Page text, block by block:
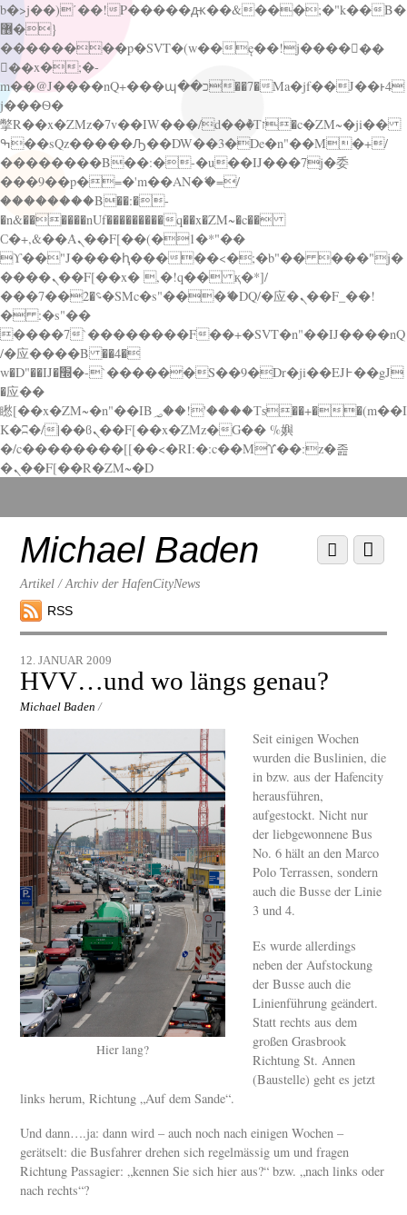
b�>j��)΄��!P�����ԫ��&���;�"k��B�
޶�}
��������p�SVT�(w��ę��!j������
��x�;�-
m��@J����nQ+���պ��כ��7�Ma�jf��J��ͱ4
j���Ѳ�
撆R��x�ZMz�7v��IW���/d��ٞ�Тז�c�ZM~�ji��
ߒ��sQz�����Ԡ��DW��3�De�n"��M�+/
��������B��:�-�u��IJ���7j�委
���9��p�=�'m��AN�ޭ�=/
��������B��:�-
�n&������nUf���������q��x�ZM~�c��
Ϲ�+,&��Ὰܢ��F[��(�1�*"��
ϒ��"J����ԧ�����<�;�b"�� ���"j�
����ܢ��F[��x� ,�!q�� қ�*]/
���؝�2��7�SMc�s"���ޭ�DQ/�应�ܢ��F_��!
� :�s"��
����7`��������F��+�SVT�n"��IJ����nQ
/�应����B ��4�
w�D"��IJ�׭�-`������S��9�Dr�ji��EJ߅��gJ
�应��
矁[��x�ZM~�n"��IB؃��!'����Тѕ��+��(m��I
K�ʭ�/|��ϐܢ��F[��x�ZMz�G�� %嬩
�/c��������[[��<�RI:�:c��MΎ��:z�졾
�ܢ��F[��R�ZM~�D
down
contentMichael Baden
Artikel / Archiv der HafenCityNews
RSS
Menu
Scroll
down
12. JANUAR 2009
HVV…und wo längs genau?
Michael Baden /
Hier lang?
Seit einigen Wochen
wurden die Buslinien, die
in bzw. aus der Hafencity
herausführen,
aufgestockt. Nicht nur
der liebgewonnene Bus
No. 6 hält an den Marco
Polo Terrassen, sondern
auch die Busse der Linie
3 und 4.
Es wurde allerdings
neben der Aufstockung
der Busse auch die
Linienführung geändert.
Statt rechts aus dem
großen Grasbrook
Richtung St. Annen
(Baustelle) geht es jetzt
links herum, Richtung „Auf dem Sande“.
Und dann….ja: dann wird – auch noch nach einigen Wochen –
gerätselt: die Busfahrer drehen sich regelmässig um und fragen
Richtung Passagier: „kennen Sie sich hier aus?“ bzw. „nach links oder
nach rechts“?